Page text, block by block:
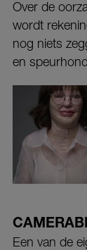
Over de
wordt
nog niets
en
Een van de